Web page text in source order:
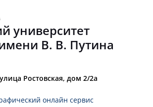
университет
В. В. Путина
Ростовская, дом 2/2а
онлайн сервис